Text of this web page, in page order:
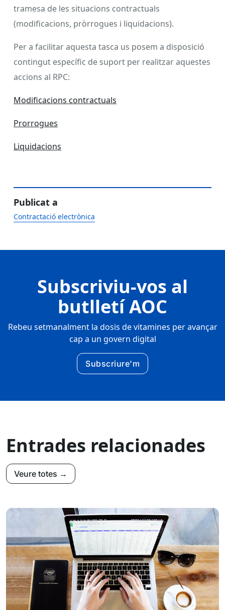
tramesa de les situacions contractuals
(modificacions, pròrrogues i liquidacions).
Per a facilitar aquesta tasca us posem a disposició
contingut específic de suport per realitzar aquestes
accions al RPC:
Modificacions contractuals
Prorrogues
Liquidacions
Publicat a
Contractació electrònica
Subscriviu-vos al
butlletí AOC
Rebeu setmanalment la dosis de vitamines per avançar
cap a un govern digital
Subscriure'm
Entrades relacionades
Veure totes →